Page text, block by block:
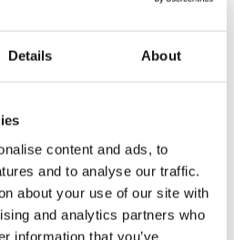
Details About
content and ads, to
and to analyse our traffic.
about your use of our site with
and analytics partners who
information that you’ve
1987. Han tilldelades 2007
Teaterns chef för att under åren
och 2014-2016. Många
sångare främst genom